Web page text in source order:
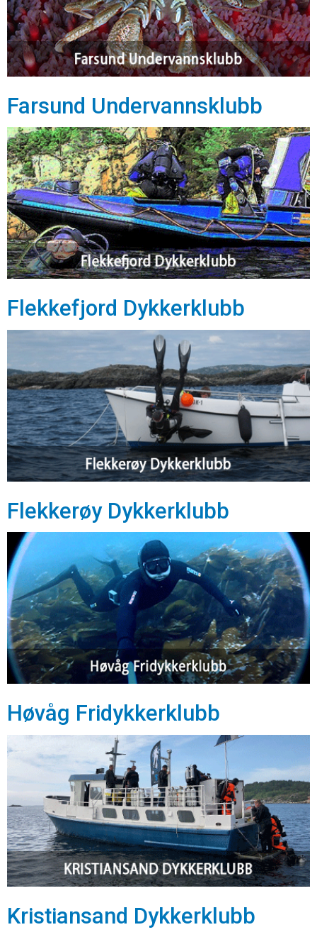
Farsund Undervannsklubb
Flekkefjord Dykkerklubb
Flekkerøy Dykkerklubb
Høvåg Fridykkerklubb
Kristiansand Dykkerklubb